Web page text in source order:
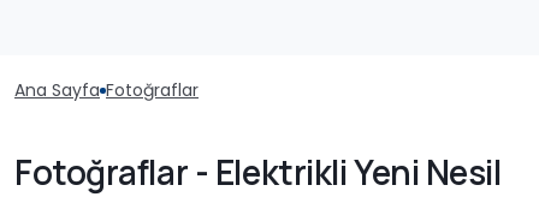
Ana Sayfa Fotoğraflar
Fotoğraflar - Elektrikli Yeni Nesil